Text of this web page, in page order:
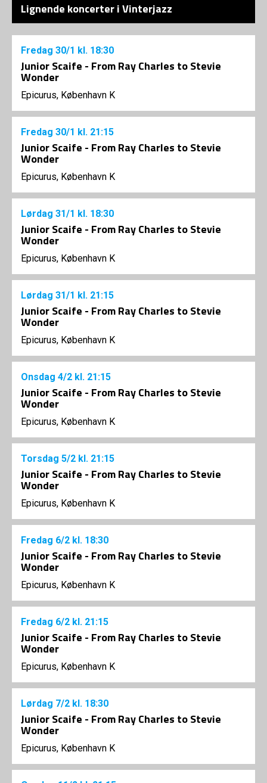
Lignende koncerter i Vinterjazz
Fredag 30/1 kl. 18:30
Junior Scaife - From Ray Charles to Stevie
Wonder
Epicurus, København K
Fredag 30/1 kl. 21:15
Junior Scaife - From Ray Charles to Stevie
Wonder
Epicurus, København K
Lørdag 31/1 kl. 18:30
Junior Scaife - From Ray Charles to Stevie
Wonder
Epicurus, København K
Lørdag 31/1 kl. 21:15
Junior Scaife - From Ray Charles to Stevie
Wonder
Epicurus, København K
Onsdag 4/2 kl. 21:15
Junior Scaife - From Ray Charles to Stevie
Wonder
Epicurus, København K
Torsdag 5/2 kl. 21:15
Junior Scaife - From Ray Charles to Stevie
Wonder
Epicurus, København K
Fredag 6/2 kl. 18:30
Junior Scaife - From Ray Charles to Stevie
Wonder
Epicurus, København K
Fredag 6/2 kl. 21:15
Junior Scaife - From Ray Charles to Stevie
Wonder
Epicurus, København K
Lørdag 7/2 kl. 18:30
Junior Scaife - From Ray Charles to Stevie
Wonder
Epicurus, København K